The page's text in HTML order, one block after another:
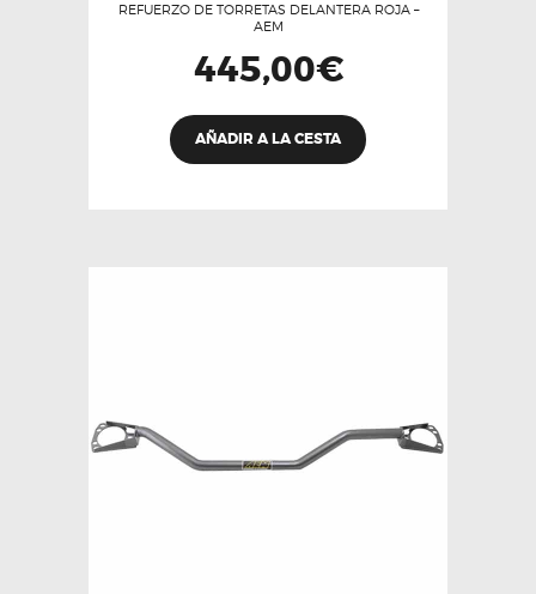
REFUERZO DE TORRETAS DELANTERA ROJA –
AEM
445,00€
AÑADIR A LA CESTA